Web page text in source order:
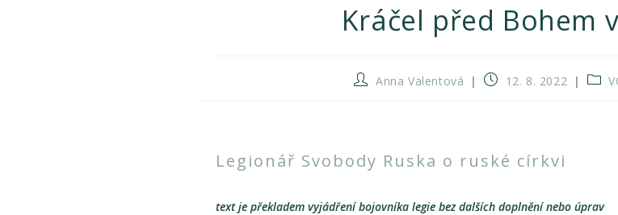
Kráčel před Bohem
Anna Valentová 12. 8. 2022
Legionář Svobody Ruska o ruské církvi
text je překladem vyjádření bojovníka legie bez dalších doplnění nebo úprav